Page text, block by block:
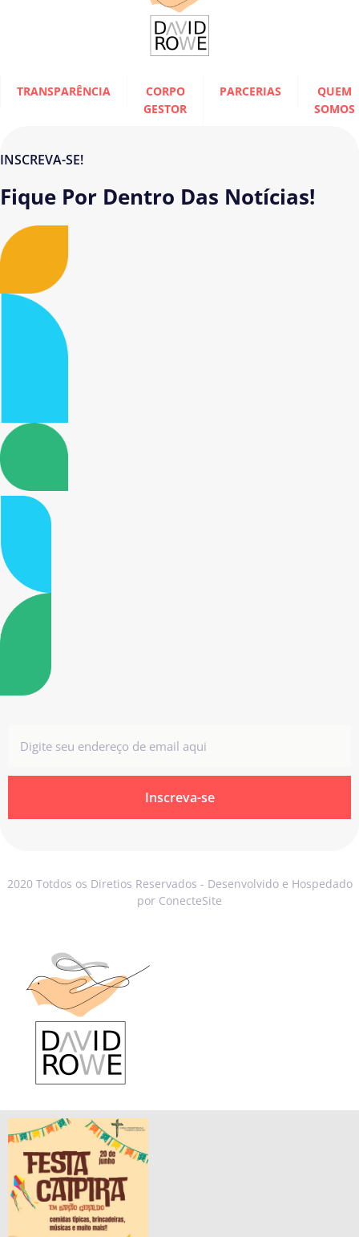
TRANSPARÊNCIA
CORPO
GESTOR
PARCERIAS
QUEM
SOMOS
INSCREVA-SE!
Fique Por Dentro Das Notícias!
Inscreva-se
2020 Totdos os Diretios Reservados - Desenvolvido e Hospedado
por ConecteSite